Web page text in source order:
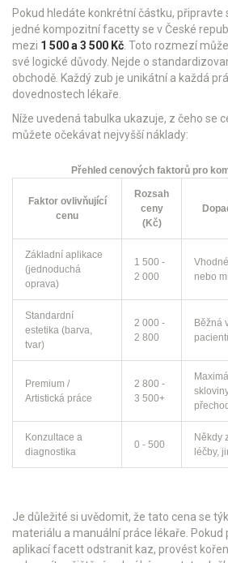
Pokud hledáte konkrétní částku, připravte
jedné kompozitní facettyse v České
mezi 1 500 a 3 500 Kč. Toto rozmezí
své logické důvody. Nejde o
obchodě. Každý zub je unikátní a každá
dovednostech lékaře.
Níže uvedená tabulka ukazuje, z čeho se
můžete očekávat nejvyšší náklady:
Přehled cenových faktorů pro
Faktor ovlivňující
cenu
Rozsah
ceny
(Kč)
Základní aplikace
(jednoduchá
oprava)
1 500 -
2 000
nebo
Standardní
estetika (barva,
tvar)
2 000 -
2 800
Běžná
Premium /
Artistická práce
2 800 -
3 500+
Konzultace a
diagnostika
0 - 500
Někdy
léčby,
Je důležité si uvědomit, že tato cena se
materiálu a manuální práce lékaře. Pokud
aplikací facett odstranit kaz, provést